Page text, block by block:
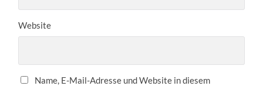
Website
Name, E-Mail-Adresse und Website in diesem